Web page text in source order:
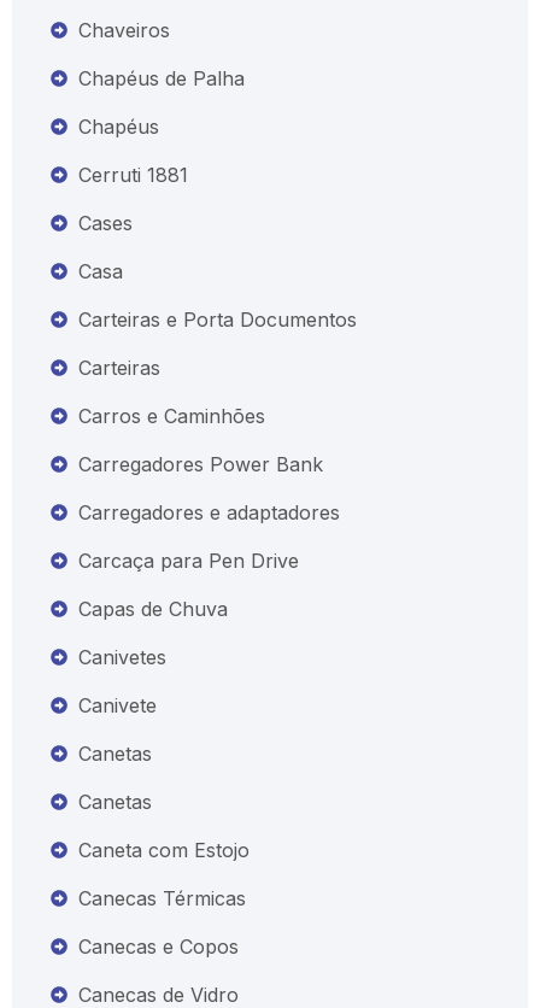
Chaveiros
Chapéus de Palha
Chapéus
Cerruti 1881
Cases
Casa
Carteiras e Porta Documentos
Carteiras
Carros e Caminhões
Carregadores Power Bank
Carregadores e adaptadores
Carcaça para Pen Drive
Capas de Chuva
Canivetes
Canivete
Canetas
Canetas
Caneta com Estojo
Canecas Térmicas
Canecas e Copos
Canecas de Vidro